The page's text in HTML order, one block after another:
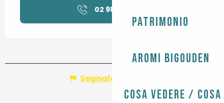
Patrimonio
Aromi Bigouden
Cosa vedere /
02 98 91 32
Segnala un errore